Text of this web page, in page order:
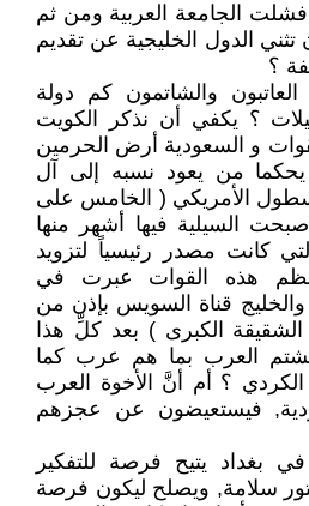
فشلت الجامعة العربية ومن ثم
تثني الدول الخليجية عن تقديم
؟
والشاتمون كم دولة
؟ يكفي أن نذكر الكويت
و السعودية أرض الحرمين
يحكما من يعود نسبه إلى آل
الأمريكي ( الخامس على
السيلية فيها أشهر منها
كانت مصدر رئيسياً لتزويد
هذه القوات عبرت في
والخليج قناة السويس بإذن من
الكبرى ) بعد كلِّ هذا
العرب بما هم عرب كما
؟ أم أنَّ الأخوة العرب
فيستعيضون عن عجزهم
بغداد يتيح فرصة للتفكير
سلامة, ويصلح ليكون فرصة